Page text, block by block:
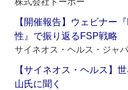
【開催報告】ウェビナー
性』で振り返るFSP戦略
サイネオス・ヘルス・ジャ
【サイネオス・ヘルス】
山氏に聞く